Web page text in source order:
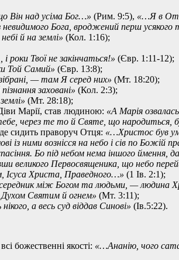
Він над усіма Бог…» (Рим. 9:5), «…Я в
невидимого Бога, вроджений перш усякого
й на землі» (Кол. 1:16);
роки Твої не закінчаться!» (Євр. 1:11-12);
Той Самий» (Євр. 13:8);
— там Я серед них» (Мт. 18:20);
заховані» (Кол. 2:3);
(Мт. 28:18);
Марії, став людиною: «А Марія
через те то й Святе, що народиться,
сидить праворуч Отця: «…Христос був
із ними вознісся на небо і сів по Божій
Бо під небом нема іншого
великого Первосвященика, що небо
Христа, Праведного…» (1 Ів. 2:1);
між Богом та людьми, — людина
Святим й огнем» (Мт. 3:11);
а весь суд віддав Синові» (Ів.5:22).
божественні якості: «…Ананію, чого